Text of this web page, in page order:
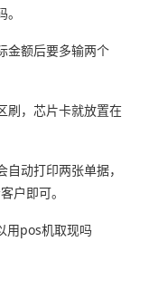
金额后要多输两个
刷，芯片卡就放置在
动打印两张单据，
户即可。